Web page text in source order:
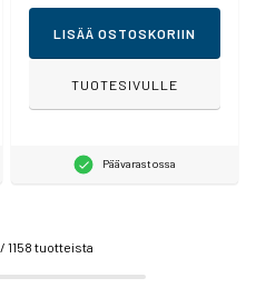
LISÄÄ OSTOSKORIIN
TUOTESIVULLE
Päävarastossa
/ 1158 tuotteista